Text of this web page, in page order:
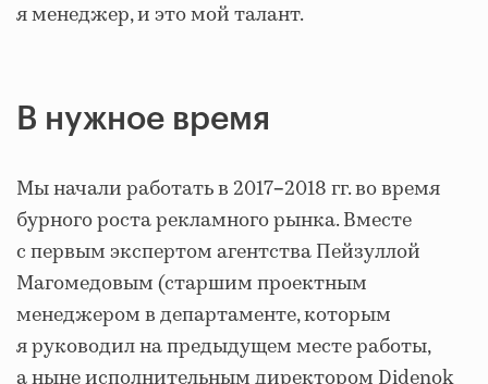
я менеджер, и это мой талант.
В нужное время
Мы начали работать в 2017–2018 гг. во время
бурного роста рекламного рынка. Вместе
с первым экспертом агентства Пейзуллой
Магомедовым (старшим проектным
менеджером в департаменте, которым
я руководил на предыдущем месте работы,